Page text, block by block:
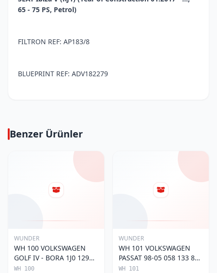
65 - 75 PS, Petrol)
FILTRON REF: AP183/8
BLUEPRINT REF: ADV182279
Benzer Ürünler
WUNDER
WH 100 VOLKSWAGEN
GOLF IV - BORA 1J0 129
620 Hava Filtresi
WH 100
WUNDER
WH 101 VOLKSWAGEN
PASSAT 98-05 058 133 843
Hava Filtresi
WH 101